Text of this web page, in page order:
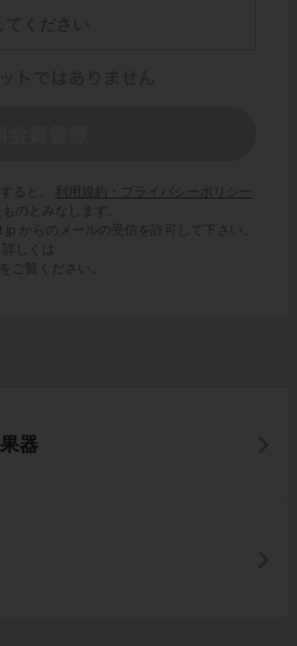
ると、
利用規約・プライバシーポリシー
ものとみなします。
からのメールの受信を許可して下さい。
詳しくは
をご覧ください。
器